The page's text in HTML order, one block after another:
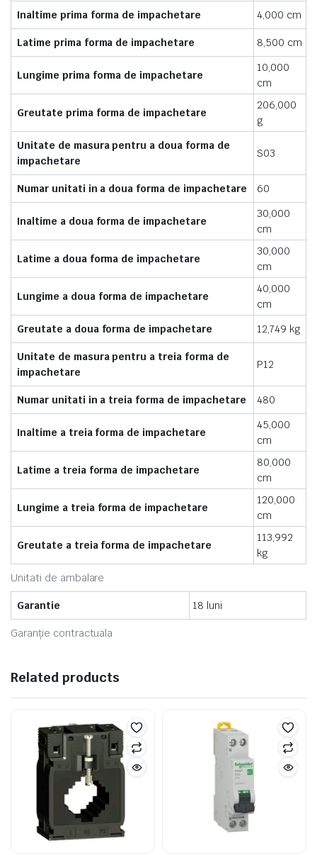
Unitati de ambalare
Inaltime prima forma de impachetare 4,000 cm
Latime prima forma de impachetare 8,500 cm
Lungime prima forma de impachetare
10,000
cm
Greutate prima forma de impachetare
206,000
g
Unitate de masura pentru a doua forma de
impachetare
S03
Numar unitati in a doua forma de impachetare 60
Inaltime a doua forma de impachetare
30,000
cm
Latime a doua forma de impachetare
30,000
cm
Lungime a doua forma de impachetare
40,000
cm
Greutate a doua forma de impachetare
12,749 kg
Unitate de masura pentru a treia forma de
impachetare
P12
Numar unitati in a treia forma de impachetare 480
Inaltime a treia forma de impachetare
45,000
cm
Latime a treia forma de impachetare
80,000
cm
Lungime a treia forma de impachetare
120,000
cm
Greutate a treia forma de impachetare
113,992
kg
Garanție contractuala
Garantie 18 luni
Related products